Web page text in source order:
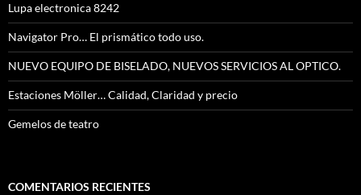
Lupa electronica 8242
Navigator Pro… El prismático todo uso.
NUEVO EQUIPO DE BISELADO, NUEVOS SERVICIOS AL OPTICO.
Estaciones Möller… Calidad, Claridad y precio
Gemelos de teatro
COMENTARIOS RECIENTES